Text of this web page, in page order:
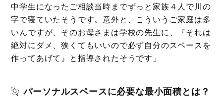
中学生になったご相談当時までずっと家族４人で川の
字で寝ていたそうです。意外と、こういうご家庭は多
いんですが、そのお母さまは学校の先生に、『それは
絶対にダメ、狭くてもいいので必ず自分のスペースを
作ってあげて』と指導されたそうです」
パーソナルスペースに必要な最小面積とは？